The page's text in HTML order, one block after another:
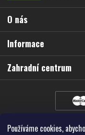
Používáme cookies,
a
í
O nás
Informace
Zahradní centrum